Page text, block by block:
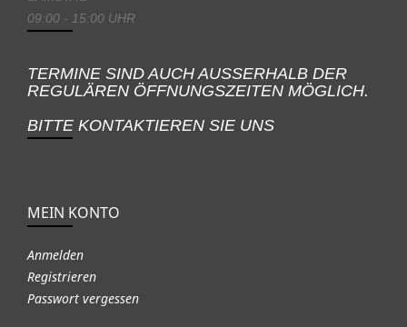
09:00 - 15:00 UHR
TERMINE SIND AUCH AUSSERHALB DER
REGULÄREN ÖFFNUNGSZEITEN MÖGLICH.
BITTE KONTAKTIEREN SIE UNS
MEIN KONTO
Anmelden
Registrieren
Passwort vergessen